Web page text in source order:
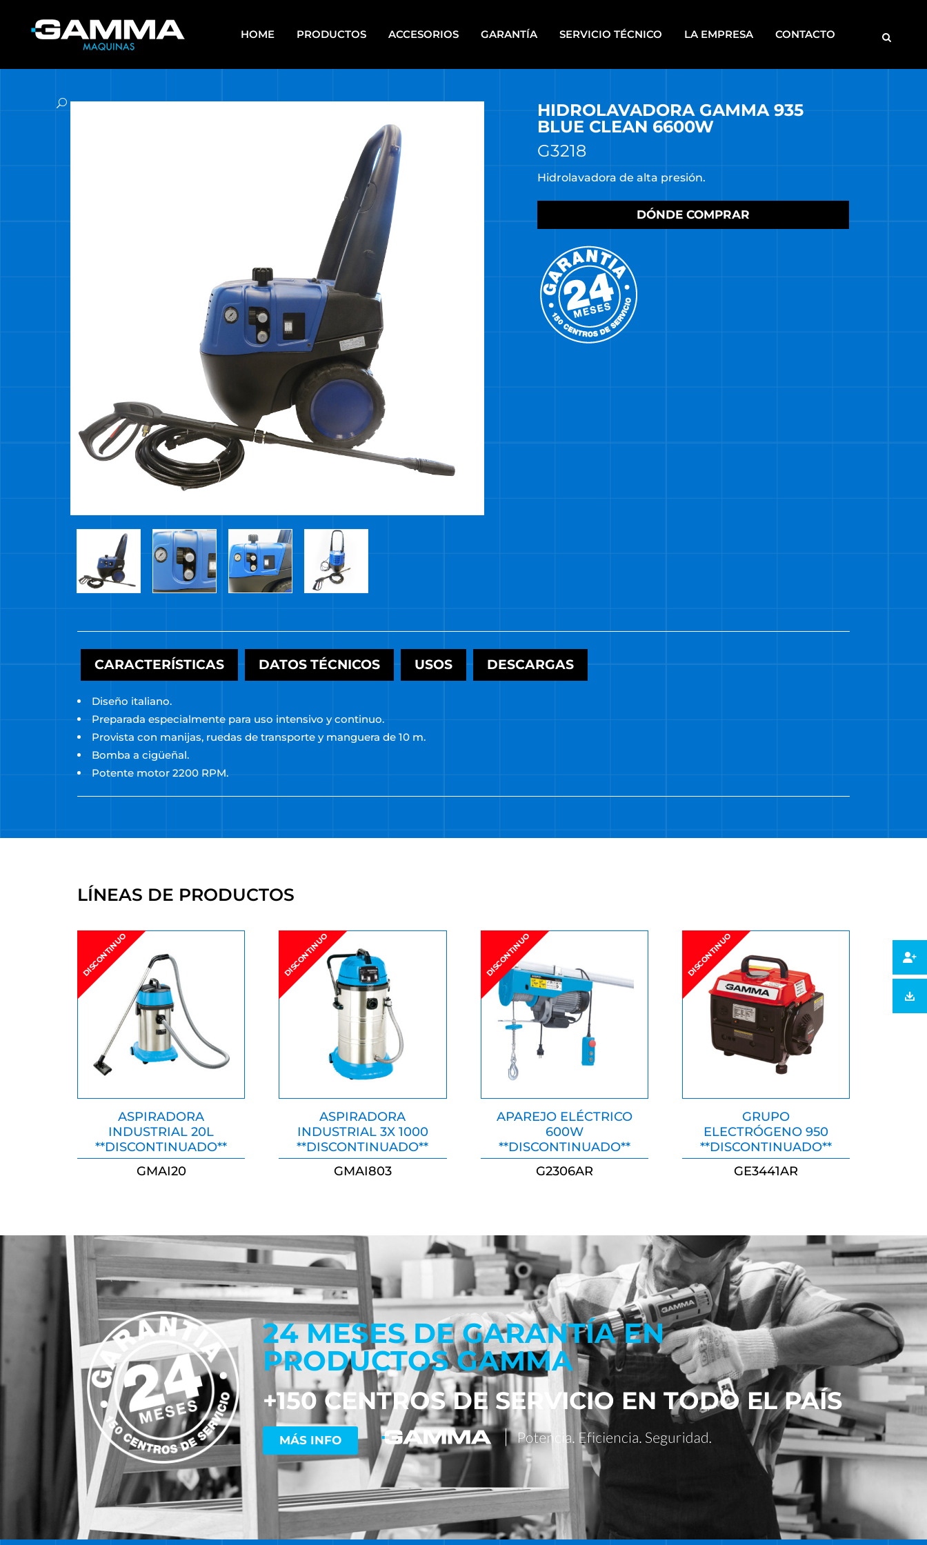
HOME PRODUCTOS
GRUPOS ELECTRÓGENOS
HERRAMIENTAS A BATERÍA
HERRAMIENTAS A BATERÍA
MULTI ENERGY
HERRAMIENTAS DE BANCO
HERRAMIENTAS DE JARDÍN
HERRAMIENTAS DE PIE
HERRAMIENTAS ELÉCTRICAS
HERRAMIENTAS NEUMÁTICAS
HIDROLAVADORAS
HIDROLAVADORAS COMET
MOTOBOMBAS
ROSCADORAS
DISCONTINUOS
ACCESORIOS GARANTÍA SERVICIO TÉCNICO LA EMPRESA CONTACTO
HIDROLAVADORA GAMMA 935
BLUE CLEAN 6600W
G3218
Hidrolavadora de alta presión.
DÓNDE COMPRAR
CARACTERÍSTICAS DATOS TÉCNICOS USOS DESCARGAS
Diseño italiano.
Preparada especialmente para uso intensivo y continuo.
Provista con manijas, ruedas de transporte y manguera de 10 m.
Bomba a cigüeñal.
Potente motor 2200 RPM.
LÍNEAS DE PRODUCTOS
DISCONTINUO
ASPIRADORA
INDUSTRIAL 20L
**DISCONTINUADO**
GMAI20
DISCONTINUO
ASPIRADORA
INDUSTRIAL 3X 1000
**DISCONTINUADO**
GMAI803
DISCONTINUO
APAREJO ELÉCTRICO
600W
**DISCONTINUADO**
G2306AR
DISCONTINUO
GRUPO
ELECTRÓGENO 950
**DISCONTINUADO**
GE3441AR
24 MESES DE GARANTÍA EN
PRODUCTOS GAMMA
+150 CENTROS DE SERVICIO EN TODO EL PAÍS
MÁS INFO